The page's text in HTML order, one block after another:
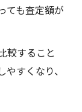
ても査定額が
較すること
すくなり、